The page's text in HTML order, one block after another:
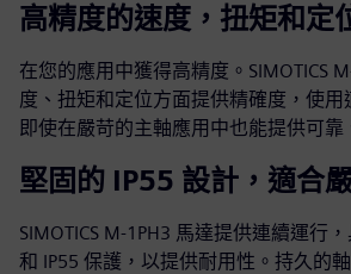
高精度的速度，扭矩和定
在您的應用中獲得高精度。SIMOTICS
度、扭矩和定位方面提供精確度，使用
即使在嚴苛的主軸應用中也能提供可靠
堅固的 IP55 設計，適合
SIMOTICS M-1PH3 馬達提供連續運行
和 IP55 保護，以提供耐用性。持久的